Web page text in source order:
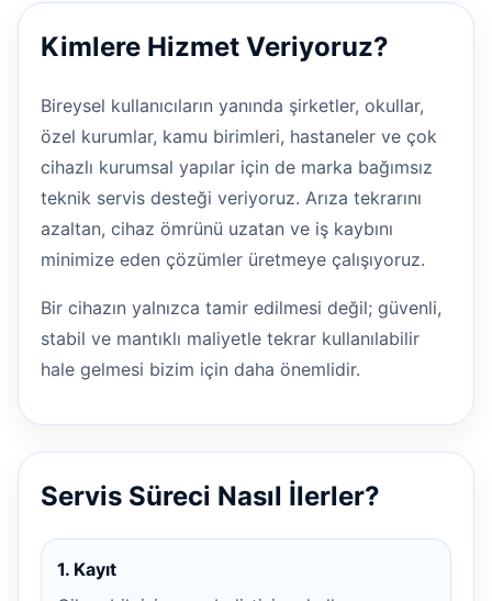
Kimlere Hizmet Veriyoruz?
Bireysel kullanıcıların yanında şirketler, okullar,
özel kurumlar, kamu birimleri, hastaneler ve çok
cihazlı kurumsal yapılar için de marka bağımsız
teknik servis desteği veriyoruz. Arıza tekrarını
azaltan, cihaz ömrünü uzatan ve iş kaybını
minimize eden çözümler üretmeye çalışıyoruz.
Bir cihazın yalnızca tamir edilmesi değil; güvenli,
stabil ve mantıklı maliyetle tekrar kullanılabilir
hale gelmesi bizim için daha önemlidir.
Servis Süreci Nasıl İlerler?
1. Kayıt